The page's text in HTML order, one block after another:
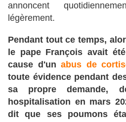
annoncent
légèrement.
Pendant tout ce temps,
le pape François avait
cause d'un abus de
toute évidence pendant
sa propre demande,
hospitalisation en mars
dit que ses poumons